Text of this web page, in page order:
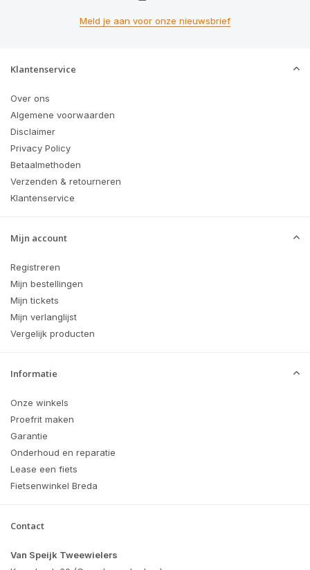
Meld je aan voor onze nieuwsbrief
Klantenservice
Over ons
Algemene voorwaarden
Disclaimer
Privacy Policy
Betaalmethoden
Verzenden & retourneren
Klantenservice
Mijn account
Registreren
Mijn bestellingen
Mijn tickets
Mijn verlanglijst
Vergelijk producten
Informatie
Onze winkels
Proefrit maken
Garantie
Onderhoud en reparatie
Lease een fiets
Fietsenwinkel Breda
Contact
Van Speijk Tweewielers